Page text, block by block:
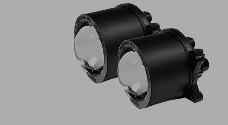
Lampy ostrzegawcze
Lampy
pozycyjne LED
Panele świetlne LED
Oświetlenie
wewnętrze
Oferty